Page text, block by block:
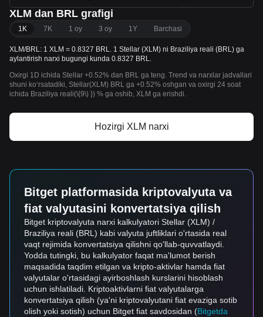
XLM dan BRL grafigi
1K 7K 1 oy 3 oy 1Y Barchasi
XLM/BRL: 1 XLM = 0.8327 BRL. 1 Stellar (XLM) ni Braziliya reali (BRL) ga
aylantirish narxi bugungi kunda 0.8327 BRL.
Oxirgi 1D ichida Stellar +0.52% dan BRL ga teng. Trend va narxlar jadvallari
shuni koʻrsatadiki, Stellar(XLM) BRL ga +0.52% oshgan va oxirgi 24 soat
ichida Braziliya reali(\{9\) }) % ga oshib, XLM ga erishdi.
Hozirgi XLM narxi
Bitget platformasida kriptovalyuta va
fiat valyutasini konvertatsiya qilish
Bitget kriptovalyuta narxi kalkulyatori Stellar (XLM) /
Braziliya reali (BRL) kabi valyuta juftliklari o'rtasida real
vaqt rejimida konvertatsiya qilishni qo'llab-quvvatlaydi.
Yodda tutingki, bu kalkulyator faqat ma'lumot berish
maqsadida taqdim etilgan va kripto-aktivlar hamda fiat
valyutalar o'rtasidagi ayirboshlash kurslarini hisoblash
uchun ishlatiladi. Kriptoaktivlarni fiat valyutalarga
konvertatsiya qilish (ya'ni kriptovalyutani fiat evaziga sotib
olish yoki sotish) uchun Bitget fiat savdosidan (Bitgetda